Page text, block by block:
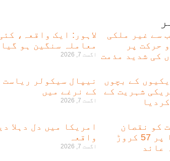
سے غیر ملکی
حرکت پر
کی شدید مذمت
لاہور: ایک واقعہ،
معاملہ سنگین ہو گیا
اگست 7, 2026
کے بچوں
شہریت کے
نیپال سیکولر ریاست
کے نرغے میں
اگست 7, 2026
کو نقصان
پہنچانے پر میٹا پر 57 کروڑ
عائد
امریکا میں دل دہلا
واقعہ
اگست 7, 2026